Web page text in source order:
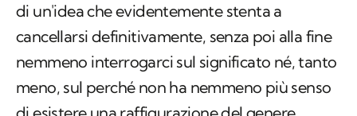
di un'idea che evidentemente stenta a
cancellarsi definitivamente, senza poi alla fine
nemmeno interrogarci sul significato né, tanto
meno, sul perché non ha nemmeno più senso